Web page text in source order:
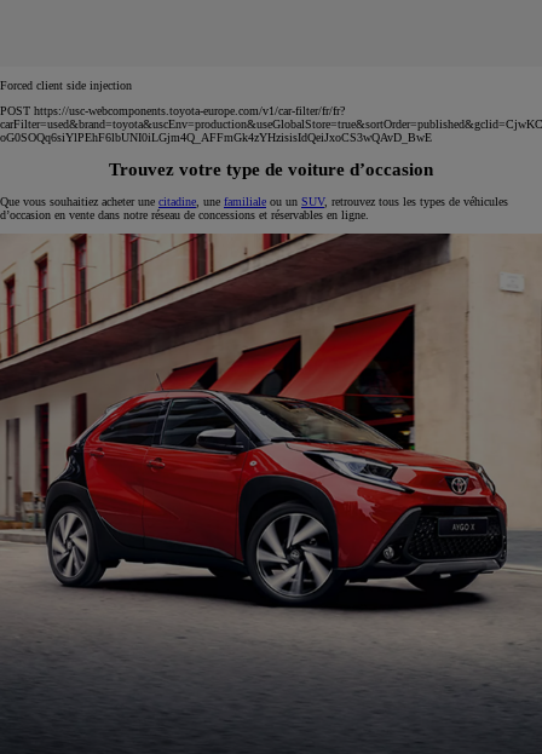
Forced client side injection
POST https://usc-webcomponents.toyota-europe.com/v1/car-filter/fr/fr?
oG0SOQq6siYlPEhF6lbUNI0iLGjm4Q_AFFmGk4zYHzisisIdQeiJxoCS3wQAvD_BwE
Trouvez votre type de voiture d’occasion
Que vous souhaitiez acheter une citadine , une familiale ou un SUV, retrouvez tous les types de véhicules
d’occasion en vente dans notre réseau de concessions et réservables en ligne.